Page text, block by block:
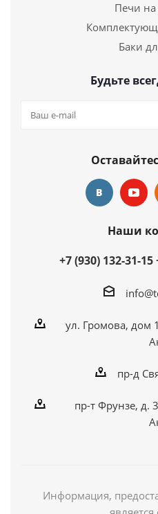
Печи на
Баки
Будьте
Наши
+7 (930) 132-31-15
ул. Громова, дом
пр-д
пр-т Фрунзе, д.
Информация,